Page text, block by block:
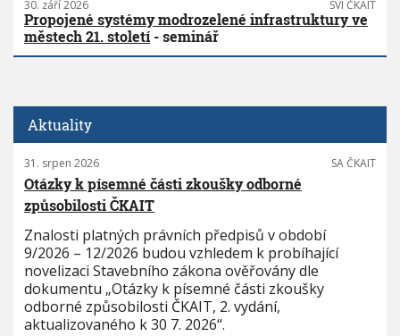
30. září 2026 SVI ČKAIT
Propojené systémy modrozelené infrastruktury ve
městech 21. století- seminář
Aktuality
31. srpen 2026 SA ČKAIT
Otázky k písemné části zkoušky odborné
způsobilosti ČKAIT
Znalosti platných právních předpisů v období
9/2026 – 12/2026 budou vzhledem k probíhající
novelizaci Stavebního zákona ověřovány dle
dokumentu „Otázky k písemné části zkoušky
odborné způsobilosti ČKAIT, 2. vydání,
aktualizovaného k 30 7. 2026“.